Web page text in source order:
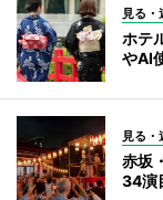
見る・
ホテ
やAI
見る・
赤坂
34演